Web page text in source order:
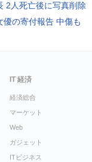
2人死亡後に写真削除
優の寄付報告 中傷も
IT 経済
経済総合
マーケット
Web
ガジェット
ITビジネス